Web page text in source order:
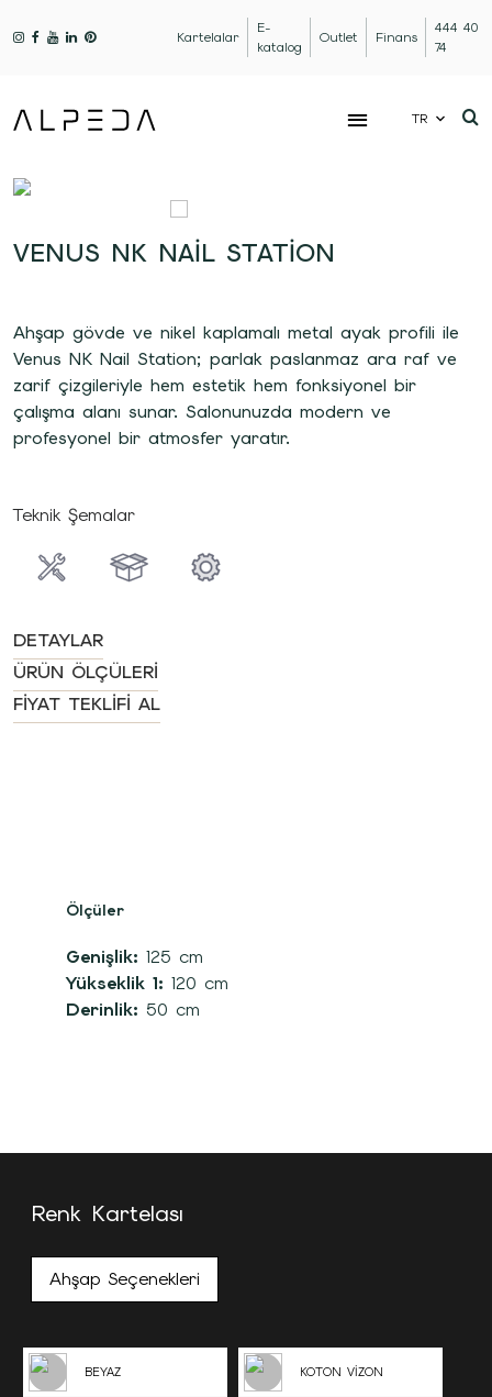
Kartelalar
E-
katalog
Outlet Finans
444 40
74
TR
VENUS NK NAIL STATION
Ahşap gövde ve nikel kaplamalı metal ayak profili ile
Venus NK Nail Station; parlak paslanmaz ara raf ve
zarif çizgileriyle hem estetik hem fonksiyonel bir
çalışma alanı sunar. Salonunuzda modern ve
profesyonel bir atmosfer yaratır.
Teknik Şemalar
DETAYLAR
ÜRÜN ÖLÇÜLERI
FIYAT TEKLIFI AL
Ölçüler
Genişlik: 125 cm
Yükseklik 1: 120 cm
Derinlik: 50 cm
Renk Kartelası
Ahşap Seçenekleri
BEYAZ KOTON VİZON